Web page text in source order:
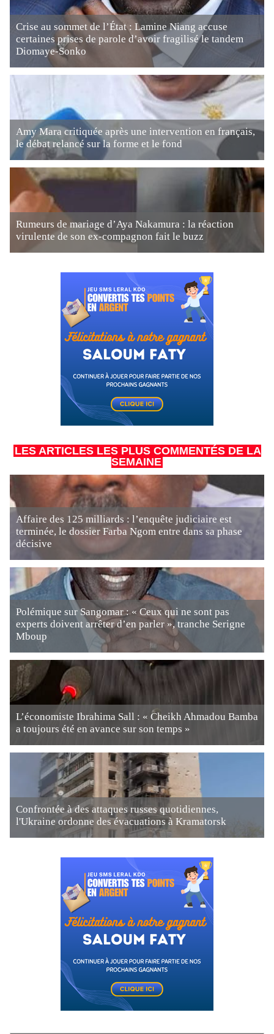
Crise au sommet de l’État : Lamine Niang accuse
certaines prises de parole d’avoir fragilisé le tandem
Diomaye-Sonko
Amy Mara critiquée après une intervention en français,
le débat relancé sur la forme et le fond
Rumeurs de mariage d’Aya Nakamura : la réaction
virulente de son ex-compagnon fait le buzz
LES ARTICLES LES PLUS COMMENTÉS DE LA
SEMAINE
Affaire des 125 milliards : l’enquête judiciaire est
terminée, le dossier Farba Ngom entre dans sa phase
décisive
Polémique sur Sangomar : « Ceux qui ne sont pas
experts doivent arrêter d’en parler », tranche Serigne
Mboup
L’économiste Ibrahima Sall : « Cheikh Ahmadou Bamba
a toujours été en avance sur son temps »
Confrontée à des attaques russes quotidiennes,
l'Ukraine ordonne des évacuations à Kramatorsk